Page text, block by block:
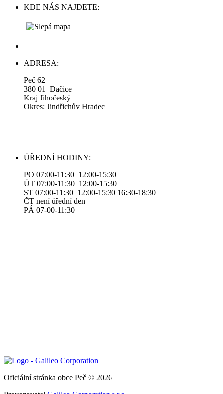
KDE NÁS NAJDETE:
ADRESA:
Peč 62
380 01 Dačice
Kraj Jihočeský
Okres: Jindřichův Hradec
ÚŘEDNÍ HODINY:
PO 07:00-11:30 12:00-15:30
ÚT 07:00-11:30 12:00-15:30
ST 07:00-11:30 12:00-15:30 16:30-18:30
ČT není úřední den
PÁ 07-00-11:30
Oficiální stránka obce Peč © 2026